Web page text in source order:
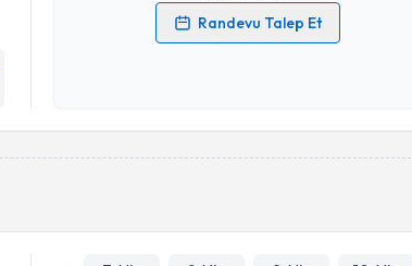
Randevu Talep Et
Kişisel verilerimin işlenmesine ilişkinAydınlatma Metni
Takvim Talebini Gönder